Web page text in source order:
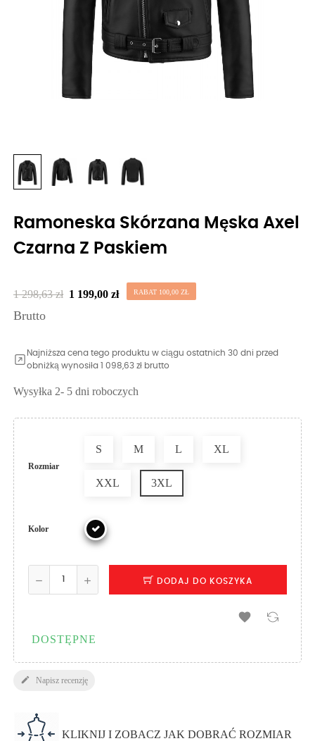
Ramoneska Skórzana Męska Axel
Czarna Z Paskiem
1 298,63 zł 1 199,00 zł RABAT 100,00 ZŁ
Brutto
Najniższa cena tego produktu w ciągu ostatnich 30 dni przed
obniżką wynosiła 1 098,63 zł brutto
Wysyłka 2- 5 dni roboczych
Rozmiar
S M L XL
XXL 3XL
Kolor
DODAJ DO KOSZYKA

DOSTĘPNE
 Napisz recenzję
KLIKNIJ I ZOBACZ JAK DOBRAĆ ROZMIAR